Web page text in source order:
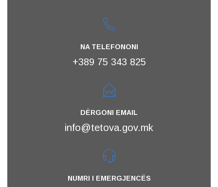
NA TELEFONONI
+389 75 343 825
DËRGONI EMAIL
info@tetova.gov.mk
NUMRI I EMERGJENCËS